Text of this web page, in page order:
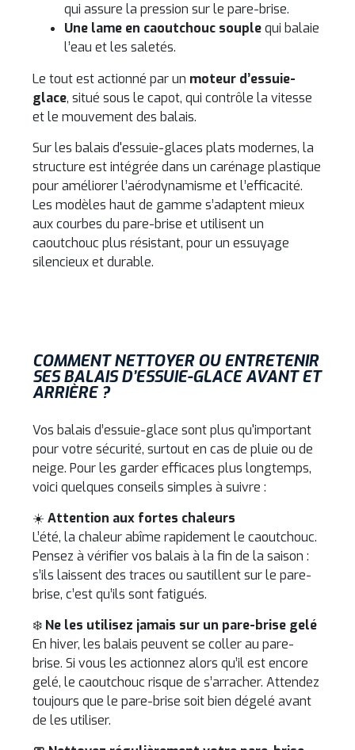
qui assure la pression sur le pare-brise.
Une lame en caoutchouc souplequi balaie
l’eau et les saletés.
Le tout est actionné par un moteur d’essuie-
glace, situé sous le capot, qui contrôle la vitesse
et le mouvement des balais.
Sur les balais d'essuie-glaces plats modernes, la
structure est intégrée dans un carénage plastique
pour améliorer l’aérodynamisme et l’efficacité.
Les modèles haut de gamme s’adaptent mieux
aux courbes du pare-brise et utilisent un
caoutchouc plus résistant, pour un essuyage
silencieux et durable.
COMMENT NETTOYER OU ENTRETENIR
SES BALAIS D’ESSUIE-GLACE AVANT ET
ARRIÈRE ?
Vos balais d’essuie-glace sont plus qu'important
pour votre sécurité, surtout en cas de pluie ou de
neige. Pour les garder efficaces plus longtemps,
voici quelques conseils simples à suivre :
☀️ Attention aux fortes chaleurs
L’été, la chaleur abîme rapidement le caoutchouc.
Pensez à vérifier vos balais à la fin de la saison :
s’ils laissent des traces ou sautillent sur le pare-
brise, c’est qu’ils sont fatigués.
❄️ Ne les utilisez jamais sur un pare-brise gelé
En hiver, les balais peuvent se coller au pare-
brise. Si vous les actionnez alors qu’il est encore
gelé, le caoutchouc risque de s’arracher. Attendez
toujours que le pare-brise soit bien dégelé avant
de les utiliser.